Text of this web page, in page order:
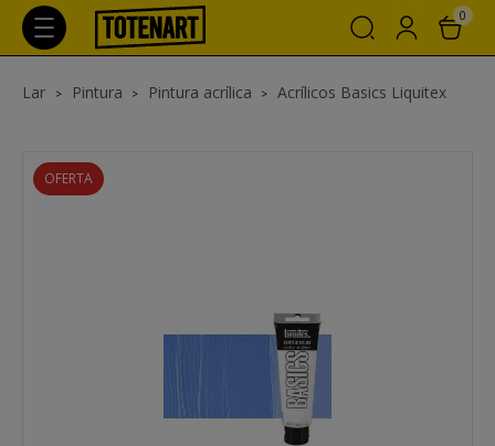
0
Lar Pintura Pintura acrílica Acrílicos Basics Liquitex
OFERTA